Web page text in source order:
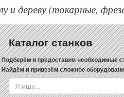
и дереву (токарные,
Каталог станков
Подберём и предоставим необходимые
Найдём и привезём сложное